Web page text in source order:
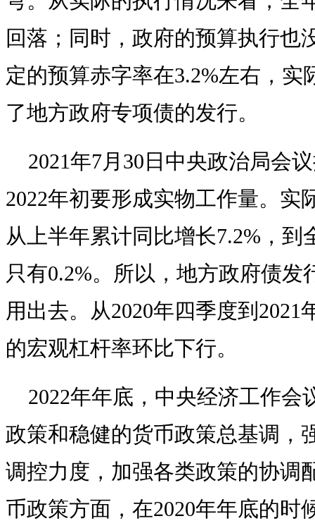
回落；同时，政府的预算执行也
定的预算赤字率在3.2%左右，实
了地方政府专项债的发行。
2021年7月30日中央政治局会
2022年初要形成实物工作量。实
从上半年累计同比增长7.2%，到
只有0.2%。所以，地方政府债发
用出去。从2020年四季度到2021
的宏观杠杆率环比下行。
2022年年底，中央经济工作会
政策和稳健的货币政策总基调，
调控力度，加强各类政策的协调
币政策方面，在2020年年底的时